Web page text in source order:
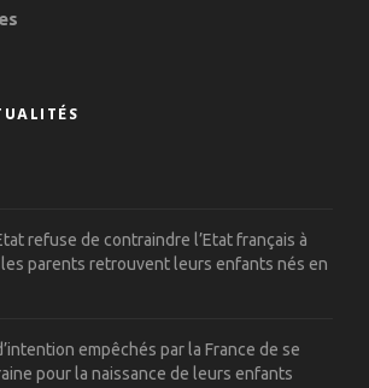
refuse de contraindre l’Etat français à
parents retrouvent leurs enfants nés en
empêchés par la France de se
pour la naissance de leurs enfants